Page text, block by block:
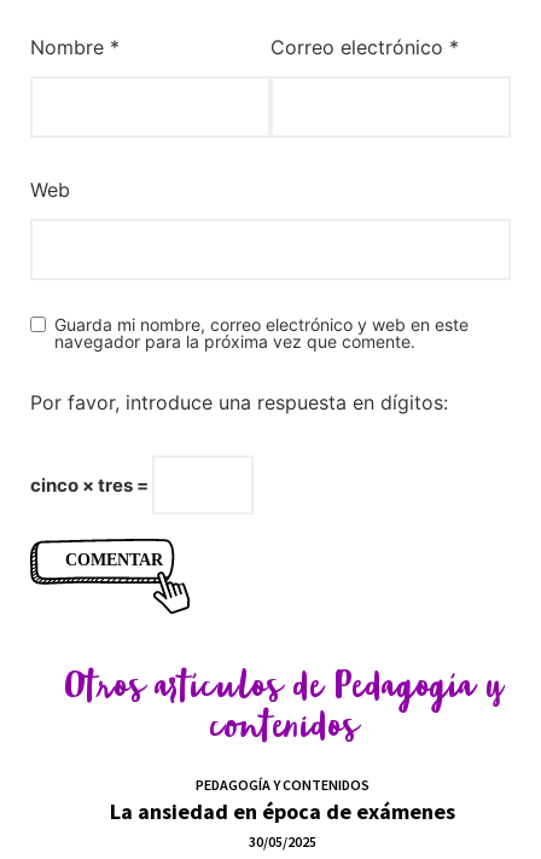
Nombre * Correo electrónico *
Web
Guarda mi nombre, correo electrónico y web en este
navegador para la próxima vez que comente.
Por favor, introduce una respuesta en dígitos:
cinco × tres =
Otros artículos dePedagogía y
contenidos
PEDAGOGÍA Y CONTENIDOS
La ansiedad en época de exámenes
30/05/2025